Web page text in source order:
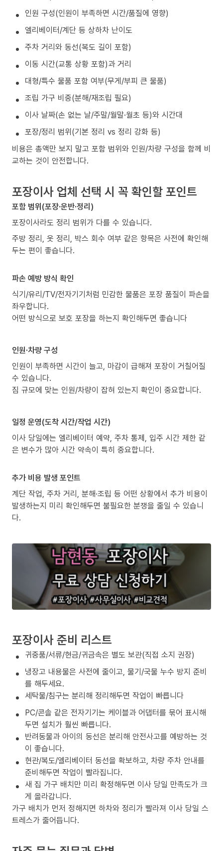
인원 구성(인원이 부족하면 시간/품질에 영향)
엘리베이터/계단 등 상하차 난이도
주차 거리와 동선(복도 길이 포함)
이동 시간(교통 상황 포함)과 거리
대형/특수 물품 포함 여부(무게/부피 큰 물품)
조립 가구 비중(분해/재조립 필요)
이사 날짜(손 없는 날/주말/월말·월초 등)와 시간대
포장/정리 범위(기본 정리 vs 정리 강화 등)
비용은 총액만 보지 말고 포함 범위와 인원/차량 구성을 함께 비
교하는 것이 안전합니다.
포장이사 업체 선택 시 꼭 확인할 포인트
포함 범위(포장·운반·정리)
포장이사라도 정리 범위가 다를 수 있습니다.
주방 정리, 옷 정리, 박스 회수 여부 같은 항목은 사전에 확인해
두는 편이 좋습니다.
파손 예방 방식 확인
식기/유리/TV/전자기기처럼 민감한 물품은 포장 품질이 파손을
좌우합니다.
어떤 방식으로 보호 포장을 하는지 확인해두면 좋습니다
인원·차량 구성
인원이 부족하면 시간이 늘고, 마감이 급해져 포장이 거칠어질
수 있습니다.
짐 규모에 맞는 인원/차량이 잡혀 있는지 확인이 중요합니다.
일정 운영(도착 시간/작업 시간)
이사 당일에는 엘리베이터 예약, 주차 통제, 입주 시간 제한 같
은 변수가 많아 시간 약속이 특히 중요합니다.
추가 비용 발생 포인트
계단 작업, 주차 거리, 분해·조립 등 어떤 상황에서 추가 비용이
발생하는지 미리 확인해두면 불필요한 분쟁을 줄일 수 있습니
다.
포장이사 준비 리스트
귀중품/서류/현금/귀금속은 별도 보관(직접 소지 권장)
냉장고 내용물은 사전에 줄이고, 물기/국물 누수 방지 준비
를 해두세요.
세탁물/침구는 분리해 정리해두면 작업이 빠릅니다
PC/콘솔 같은 전자기기는 케이블과 어댑터를 묶어 표시해
두면 설치가 훨씬 빠릅니다.
반려동물과 아이의 동선은 분리해 안전사고를 예방하는 것
이 좋습니다.
현관/복도/엘리베이터 동선을 확보하고, 차량 주차 안내를
준비해두면 작업이 빨라집니다.
새 집 가구 배치만 미리 확정해두면 이사 당일 만족도가 크
게 올라갑니다.
가구 배치가 먼저 정해지면 하차와 정리가 빨라져 이사 당일 스
트레스가 줄어듭니다.